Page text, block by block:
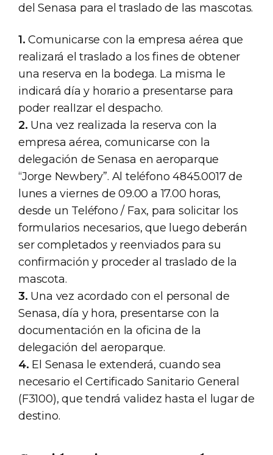
del Senasa para el traslado de las mascotas.
1. Comunicarse con la empresa aérea que
realizará el traslado a los fines de obtener
una reserva en la bodega. La misma le
indicará día y horario a presentarse para
poder realIzar el despacho.
2. Una vez realizada la reserva con la
empresa aérea, comunicarse con la
delegación de Senasa en aeroparque
“Jorge Newbery”. Al teléfono 4845.0017 de
lunes a viernes de 09.00 a 17.00 horas,
desde un Teléfono / Fax, para solicitar los
formularios necesarios, que luego deberán
ser completados y reenviados para su
confirmación y proceder al traslado de la
mascota.
3. Una vez acordado con el personal de
Senasa, día y hora, presentarse con la
documentación en la oficina de la
delegación del aeroparque.
4. El Senasa le extenderá, cuando sea
necesario el Certificado Sanitario General
(F3100), que tendrá validez hasta el lugar de
destino.